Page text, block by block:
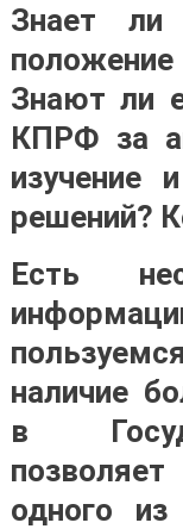
Знает ли
Знают ли
КПРФ за
изучение
решений?
Есть
наличие
в
одного из